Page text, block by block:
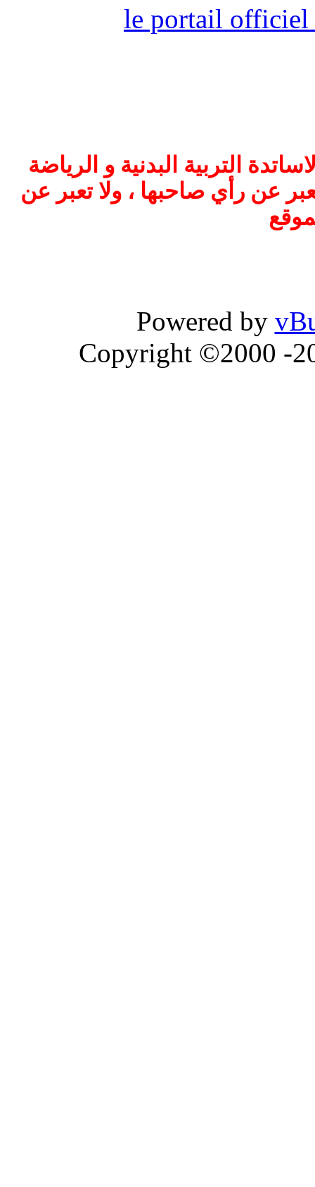
le portail officiel
التربية البدنية و الرياضة
عن رأي صاحبها ، ولا تعبر عن
Powered by
Copyright ©2000 -